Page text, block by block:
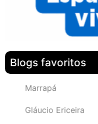
Blogs favoritos
Marrapá
Gláucio Ericeira